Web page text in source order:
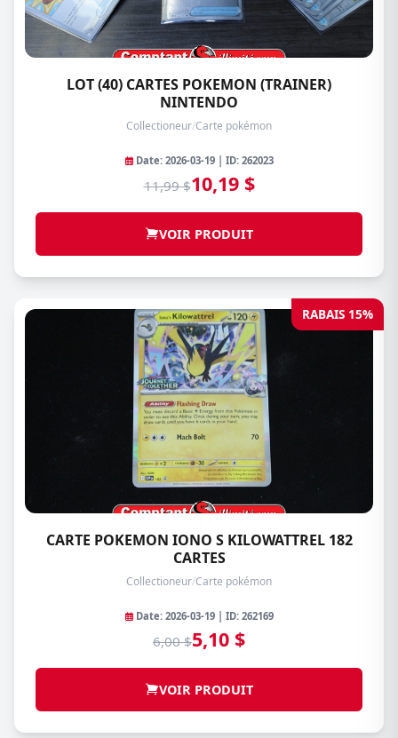
LOT (40) CARTES POKEMON (TRAINER)
NINTENDO
Collectioneur/Carte pokémon
Date: 2026-03-19 | ID: 262023
11,99 $10,19 $
VOIR PRODUIT
RABAIS 15%
CARTE POKEMON IONO S KILOWATTREL 182
CARTES
Collectioneur/Carte pokémon
Date: 2026-03-19 | ID: 262169
6,00 $5,10 $
VOIR PRODUIT